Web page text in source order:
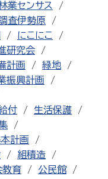
業センサス
査伊勢原
にこにこ
研究会
計画
緑地
振興計画
付
生活保護
計画
組積造
教育
公民館